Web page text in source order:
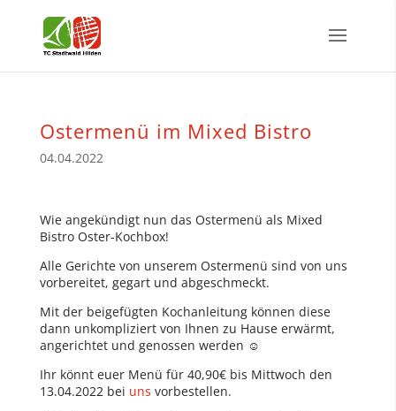
Ostermenü im Mixed Bistro
04.04.2022
Wie angekündigt nun das Ostermenü als Mixed
Bistro Oster-Kochbox!
Alle Gerichte von unserem Ostermenü sind von uns
vorbereitet, gegart und abgeschmeckt.
Mit der beigefügten Kochanleitung können diese
dann unkompliziert von Ihnen zu Hause erwärmt,
angerichtet und genossen werden ☺️
Ihr könnt euer Menü für 40,90€ bis Mittwoch den
13.04.2022 bei uns vorbestellen.